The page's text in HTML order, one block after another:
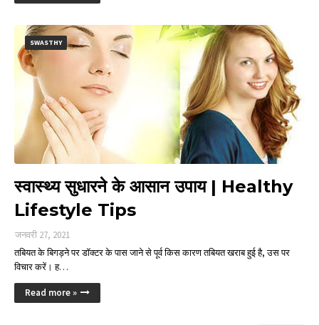
SWASTHY
स्वास्थ्य सुधारने के आसान उपाय | Healthy
Lifestyle Tips
जनवरी 27, 2021
तबियत के बिगड़ने पर डॉक्टर के पास जाने से पूर्व किस कारण तबियत खराब हुई है, उस पर
विचार करें। ह…
Read more »